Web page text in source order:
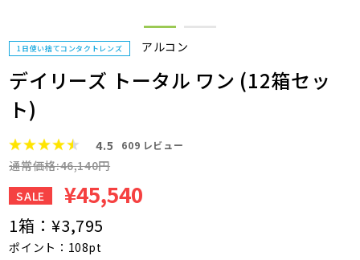
1日使い捨てコンタクトレンズ アルコン
デイリーズ トータル ワン (12箱セッ
ト)
4.5 609 レビュー
通常価格:46,140円
SALE
¥45,540
1箱：¥3,795
ポイント：108pt